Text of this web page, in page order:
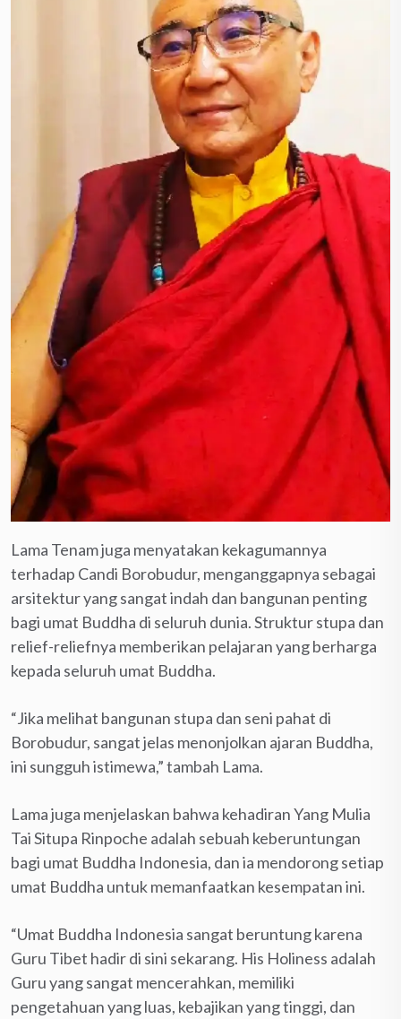
Lama Tenam juga menyatakan kekagumannya
terhadap Candi Borobudur, menganggapnya sebagai
arsitektur yang sangat indah dan bangunan penting
bagi umat Buddha di seluruh dunia. Struktur stupa dan
relief-reliefnya memberikan pelajaran yang berharga
kepada seluruh umat Buddha.
“Jika melihat bangunan stupa dan seni pahat di
Borobudur, sangat jelas menonjolkan ajaran Buddha,
ini sungguh istimewa,” tambah Lama.
Lama juga menjelaskan bahwa kehadiran Yang Mulia
Tai Situpa Rinpoche adalah sebuah keberuntungan
bagi umat Buddha Indonesia, dan ia mendorong setiap
umat Buddha untuk memanfaatkan kesempatan ini.
“Umat Buddha Indonesia sangat beruntung karena
Guru Tibet hadir di sini sekarang. His Holiness adalah
Guru yang sangat mencerahkan, memiliki
pengetahuan yang luas, kebajikan yang tinggi, dan